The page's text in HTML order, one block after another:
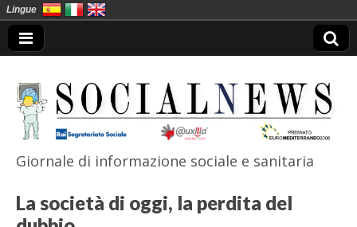
SocialNews
Giornale di informazione sociale e sanitaria
La società di oggi, la perdita del
Lingue